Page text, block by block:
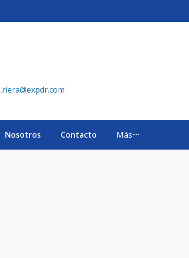
Nosotros Contacto Más
Dominicana